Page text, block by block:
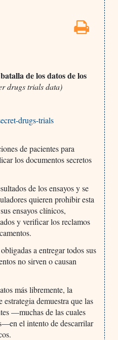
de los datos de los
drugs trials data)
drugs-trials
de pacientes para
los documentos secretos
de los ensayos y se
quieren prohibir esta
ensayos clínicos,
y verificar los reclamos
a entregar todos sus
no sirven o causan
más libremente, la
demuestra que las
—muchas de las cuales
el intento de descarrilar